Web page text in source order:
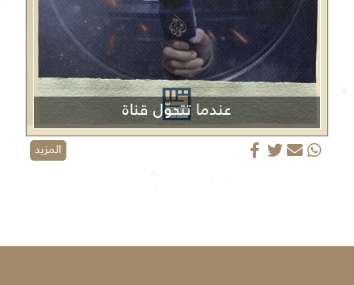
عندما تتحوّل قناة
الجزيرة من منبر إعلامي إلى منصة دعائية
المزيد